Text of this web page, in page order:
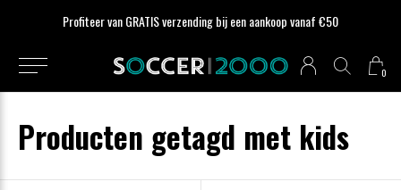
0
Profiteer van GRATIS verzending bij een aankoop vanaf €50
Producten getagd met kids